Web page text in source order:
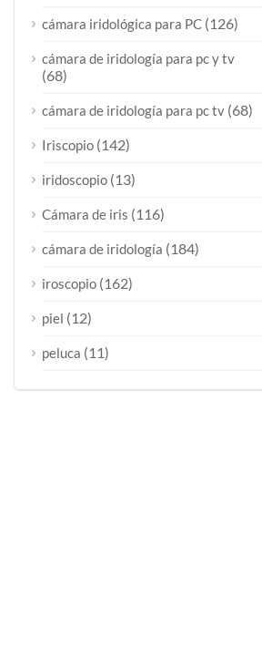
cámara iridológica para PC (126)
cámara de iridología para pc y tv
(68)
cámara de iridología para pc tv (68)
Iriscopio (142)
iridoscopio (13)
Cámara de iris (116)
cámara de iridología (184)
iroscopio (162)
piel (12)
peluca (11)